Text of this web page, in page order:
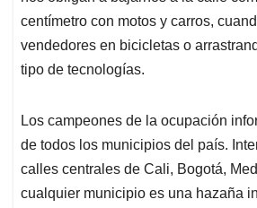
centímetro con motos y carros,
vendedores en bicicletas o
tipo de tecnologías.
Los campeones de la ocupación
de todos los municipios del país.
calles centrales de Cali, Bogotá,
cualquier municipio es una hazaña